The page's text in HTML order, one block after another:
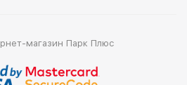
магазин Парк Плюс